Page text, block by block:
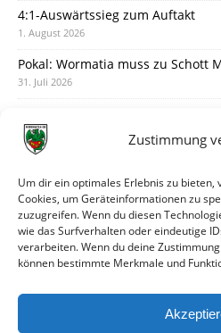
Zustimmung
Um dir ein optimales Erlebnis zu bieten,
Cookies, um Geräteinformationen zu
zuzugreifen. Wenn du diesen
wie das Surfverhalten oder eindeutige
verarbeiten. Wenn du deine
können bestimmte Merkmale und
4:1-Auswärtssieg zum Auftakt
1. August 2026
Pokal: Wormatia muss zu Schott
31. Juli 2026
30. Juli 2026
28. Juli 2026
Neuer Rückensponsor
28. Juli 2026
Neue Podcast-Folge: So tickt
Eindrücke vom Stadionfest
27. Juli 2026